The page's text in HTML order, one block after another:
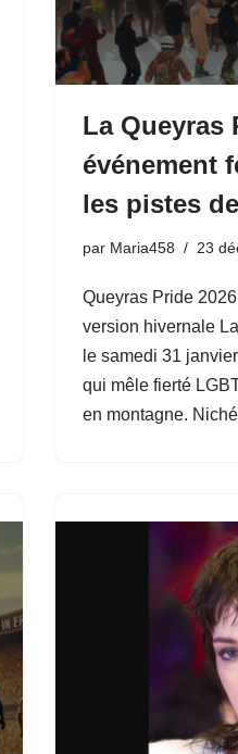
La Queyras
événement
les pistes
par Maria458 23
Queyras Pride
version hivernale
le samedi 31
qui mêle fierté
en montagne.